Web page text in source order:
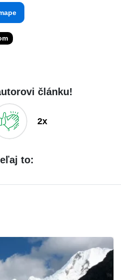
článku!
2x
to: